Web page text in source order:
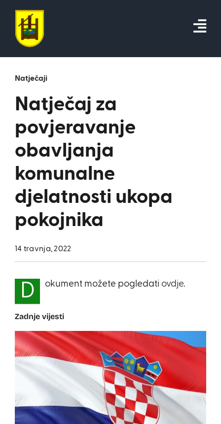
content
Natječaji
Natječaj za
povjeravanje
obavljanja
komunalne
djelatnosti ukopa
pokojnika
14 travnja, 2022
D okument možete pogledati ovdje.
Zadnje vijesti